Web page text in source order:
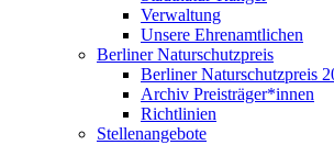
Verwaltung
Unsere Ehrenamtlichen
Berliner Naturschutzpreis
Berliner Naturschutzpreis
Archiv Preisträger*innen
Richtlinien
Stellenangebote